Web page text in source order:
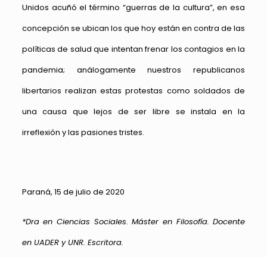
Unidos acuñó el término “guerras de la cultura”, en esa
concepción se ubican los que hoy están en contra de las
políticas de salud que intentan frenar los contagios en la
pandemia; análogamente nuestros republicanos
libertarios realizan estas protestas como soldados de
una causa que lejos de ser libre se instala en la
irreflexión y las pasiones tristes.
Paraná, 15 de julio de 2020
*Dra en Ciencias Sociales. Máster en Filosofía. Docente
en UADER y UNR. Escritora.